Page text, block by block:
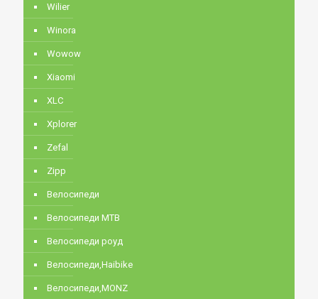
Wilier
Winora
Wowow
Xiaomi
XLC
Xplorer
Zefal
Zipp
Велосипеди
Велосипеди MTB
Велосипеди роуд
Велосипеди,Haibike
Велосипеди,MONZ